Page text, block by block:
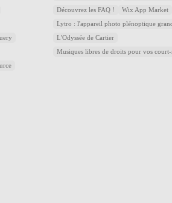
Découvrez les FAQ ! Wix App Market
Lytro : l'appareil photo plénoptique
L'Odyssée de Cartier
Musiques libres de droits pour vos court-